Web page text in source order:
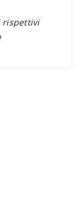
rispettivi